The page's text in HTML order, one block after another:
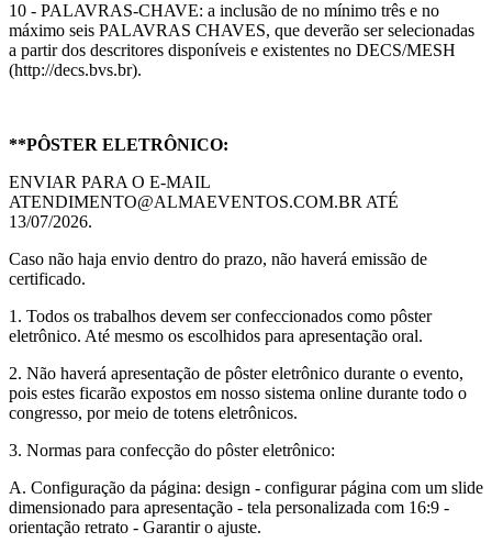
10 - PALAVRAS-CHAVE: a inclusão de no mínimo três e no
máximo seis PALAVRAS CHAVES, que deverão ser selecionadas
a partir dos descritores disponíveis e existentes no DECS/MESH
(http://decs.bvs.br).
**PÔSTER ELETRÔNICO:
ENVIAR PARA O E-MAIL
ATENDIMENTO@ALMAEVENTOS.COM.BR ATÉ
13/07/2026.
Caso não haja envio dentro do prazo, não haverá emissão de
certificado.
1. Todos os trabalhos devem ser confeccionados como pôster
eletrônico. Até mesmo os escolhidos para apresentação oral.
2. Não haverá apresentação de pôster eletrônico durante o evento,
pois estes ficarão expostos em nosso sistema online durante todo o
congresso, por meio de totens eletrônicos.
3. Normas para confecção do pôster eletrônico:
A. Configuração da página: design - configurar página com um slide
dimensionado para apresentação - tela personalizada com 16:9 -
orientação retrato - Garantir o ajuste.